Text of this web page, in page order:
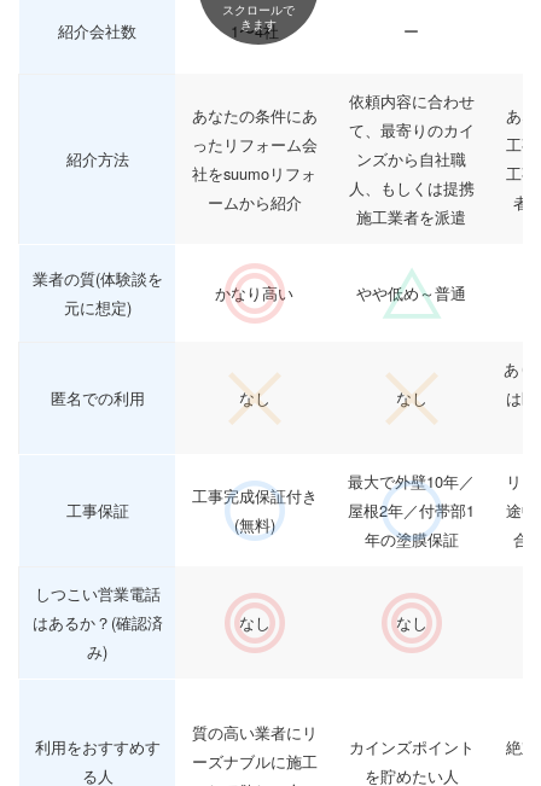
紹介会社数 1〜4社 ー
紹介方法
あなたの条件にあ
ったリフォーム会
社をsuumoリフォ
ームから紹介
依頼内容に合わせ
て、最寄りのカイ
ンズから自社職
人、もしくは提携
施工業者を派遣
あ
工
工
者
業者の質(体験談を
元に想定)
かなり高い やや低め～普通
匿名での利用 なし なし
あり
は
工事保証
工事完成保証付き
(無料)
最大で外壁10年／
屋根2年／付帯部1
年の塗膜保証
リ
途
合
しつこい営業電話
はあるか？(確認済
み)
なし なし
利用をおすすめす
る人
質の高い業者にリ
ーズナブルに施工
カインズポイント
を貯めたい人
絶
スクロールで
きます